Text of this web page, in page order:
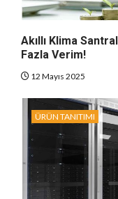
Akıllı Klima
Fazla Verim!
12 Mayıs 2025
ÜRÜN TANITIMI